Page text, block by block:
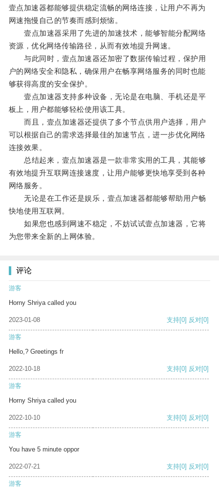
壹点加速器都能够提供稳定流畅的网络连接，让用户不再为
网速拖慢自己的节奏而感到烦恼。
壹点加速器采用了先进的加速技术，能够智能分配网络
资源，优化网络传输路径，从而有效地提升网速。
与此同时，壹点加速器还加密了数据传输过程，保护用
户的网络安全和隐私，确保用户在畅享网络服务的同时也能
够获得高度的安全保护。
壹点加速器支持多种设备，无论是在电脑、手机还是平
板上，用户都能够轻松使用该工具。
而且，壹点加速器还提供了多个节点供用户选择，用户
可以根据自己的需求选择最佳的加速节点，进一步优化网络
连接效果。
总结起来，壹点加速器是一款非常实用的工具，其能够
有效地提升互联网连接速度，让用户能够更快地享受到各种
网络服务。
无论是在工作还是娱乐，壹点加速器都能够帮助用户畅
快地使用互联网。
如果您也感到网速不稳定，不妨试试壹点加速器，它将
为您带来全新的上网体验。
评论
游客
Horny Shriya called you
2023-01-08 支持[0] 反对[0]
游客
Hello,? Greetings fr
2022-10-18 支持[0] 反对[0]
游客
Horny Shriya called you
2022-10-10 支持[0] 反对[0]
游客
You have 5 minute oppor
2022-07-21 支持[0] 反对[0]
游客